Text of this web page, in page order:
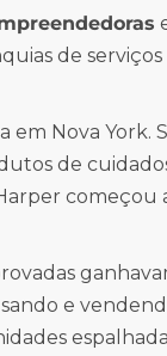
de
em Nova York.
de
começou
e